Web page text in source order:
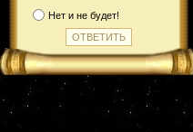
Нет и не будет!